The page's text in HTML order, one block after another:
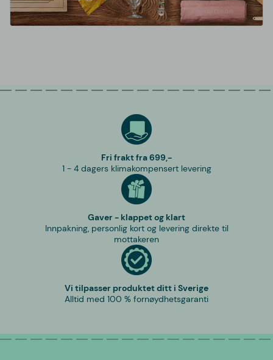
Fri frakt fra 699,-
1 - 4 dagers klimakompensert levering
Gaver - klappet og klart
Innpakning, personlig kort og levering direkte til
mottakeren
Vi tilpasser produktet ditt i Sverige
Alltid med 100 % fornøydhetsgaranti